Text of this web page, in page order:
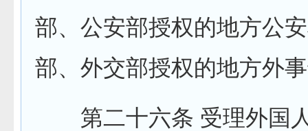
部、公安部授权的地方公
部、外交部授权的地方外
第二十六条 受理外国